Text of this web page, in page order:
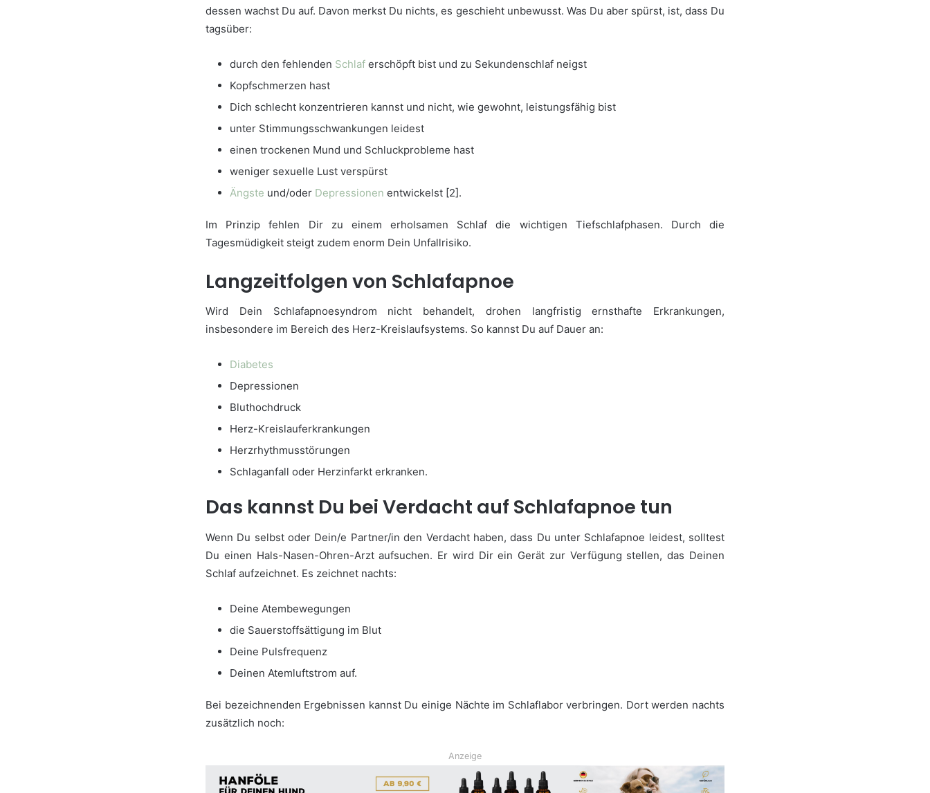
dessen wachst Du auf. Davon merkst Du nichts, es geschieht unbewusst. Was Du aber spürst, ist, dass Du
tagsüber:
durch den fehlenden Schlaf erschöpft bist und zu Sekundenschlaf neigst
Kopfschmerzen hast
Dich schlecht konzentrieren kannst und nicht, wie gewohnt, leistungsfähig bist
unter Stimmungsschwankungen leidest
einen trockenen Mund und Schluckprobleme hast
weniger sexuelle Lust verspürst
Ängste und/oder Depressionen entwickelst [2].
Im Prinzip fehlen Dir zu einem erholsamen Schlaf die wichtigen Tiefschlafphasen. Durch die
Tagesmüdigkeit steigt zudem enorm Dein Unfallrisiko.
Langzeitfolgen von Schlafapnoe
Wird Dein Schlafapnoesyndrom nicht behandelt, drohen langfristig ernsthafte Erkrankungen,
insbesondere im Bereich des Herz-Kreislaufsystems. So kannst Du auf Dauer an:
Diabetes
Depressionen
Bluthochdruck
Herz-Kreislauferkrankungen
Herzrhythmusstörungen
Schlaganfall oder Herzinfarkt erkranken.
Das kannst Du bei Verdacht auf Schlafapnoe tun
Wenn Du selbst oder Dein/e Partner/in den Verdacht haben, dass Du unter Schlafapnoe leidest, solltest
Du einen Hals-Nasen-Ohren-Arzt aufsuchen. Er wird Dir ein Gerät zur Verfügung stellen, das Deinen
Schlaf aufzeichnet. Es zeichnet nachts:
Deine Atembewegungen
die Sauerstoffsättigung im Blut
Deine Pulsfrequenz
Deinen Atemluftstrom auf.
Bei bezeichnenden Ergebnissen kannst Du einige Nächte im Schlaflabor verbringen. Dort werden nachts
zusätzlich noch:
Anzeige